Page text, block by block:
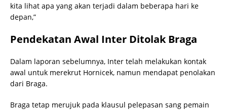
kita lihat apa yang akan terjadi dalam beberapa hari ke
depan,”
Pendekatan Awal Inter Ditolak Braga
Dalam laporan sebelumnya, Inter telah melakukan kontak
awal untuk merekrut Hornicek, namun mendapat penolakan
dari Braga.
Braga tetap merujuk pada klausul pelepasan sang pemain